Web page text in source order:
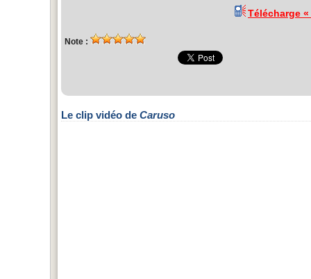
Télécharge «
Note :
Le clip vidéo de Caruso